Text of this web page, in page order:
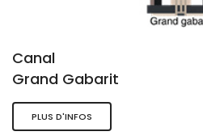
Canal
Grand Gabarit
PLUS D'INFOS